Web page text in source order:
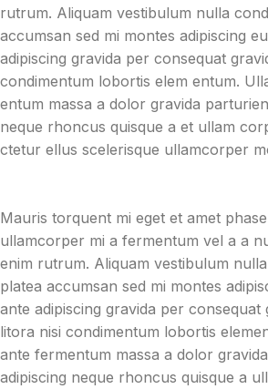
rutrum. Aliquam vestibulum nulla
accumsan sed mi montes adipiscing
adipiscing gravida per consequat
condimentum lobortis elem entum.
entum massa a dolor gravida
neque rhoncus quisque a et ullam
ctetur ellus scelerisque ullamcorper
Mauris torquent mi eget et amet
ullamcorper mi a fermentum vel a a
enim rutrum. Aliquam vestibulum
platea accumsan sed mi montes
ante adipiscing gravida per consequat
litora nisi condimentum lobortis
ante fermentum massa a dolor
adipiscing neque rhoncus quisque a